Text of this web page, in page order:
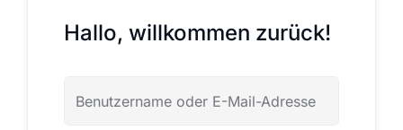
Hallo, willkommen zurück!